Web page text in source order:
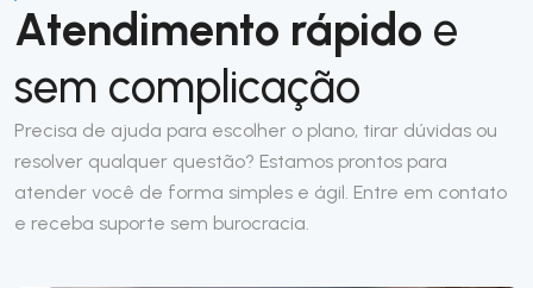
Atendimento rápido e
sem complicação
Precisa de ajuda para escolher o plano, tirar dúvidas ou
resolver qualquer questão? Estamos prontos para
atender você de forma simples e ágil. Entre em contato
e receba suporte sem burocracia.